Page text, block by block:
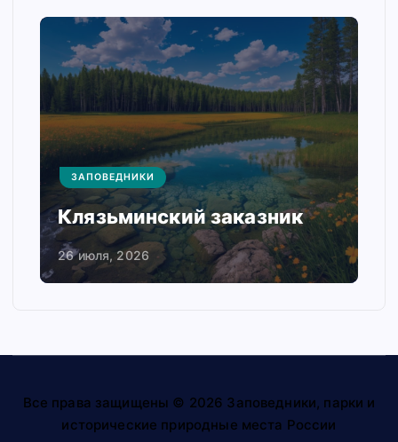
ЗАПОВЕДНИКИ
Клязьминский заказник
26 июля, 2026
Все права защищены © 2026 Заповедники, парки и
исторические природные места России